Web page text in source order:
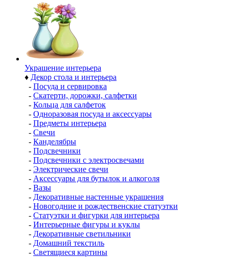
Украшение интерьера
♦ Декор стола и интерьера
- Посуда и сервировка
- Скатерти, дорожки, салфетки
- Кольца для салфеток
- Одноразовая посуда и аксессуары
- Предметы интерьера
- Свечи
- Канделябры
- Подсвечники
- Подсвечники с электросвечами
- Электрические свечи
- Аксессуары для бутылок и алкоголя
- Вазы
- Декоративные настенные украшения
- Новогодние и рождественские статуэтки
- Статуэтки и фигурки для интерьера
- Интерьерные фигуры и куклы
- Декоративные светильники
- Домашний текстиль
- Светящиеся картины